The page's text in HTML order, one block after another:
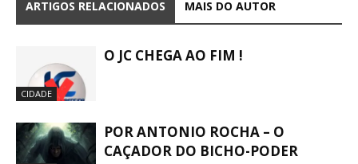
ARTIGOS RELACIONADOS MAIS DO AUTOR
CIDADE
O JC CHEGA AO FIM !
POR ANTONIO ROCHA – O
CAÇADOR DO BICHO-PODER